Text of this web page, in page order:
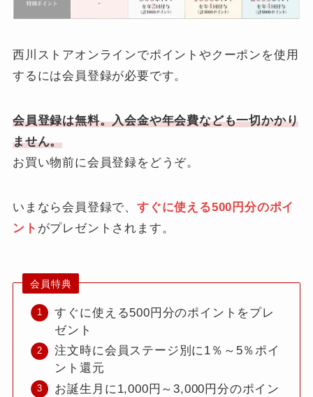
西川ストアオンラインでポイントやクーポンを使用
するには会員登録が必要です。
会員登録は無料。入会金や年会費なども一切かかり
ません。
お買い物前に会員登録をどうぞ。
いまなら会員登録で、 すぐに使える500円分のポイ
ント がプレゼントされます。
会員特典
すぐに使える500円分のポイントをプレ
ゼント
注文時に会員ステージ別に1％～5％ポイ
ント還元
お誕生月に1,000円～3,000円分のポイン